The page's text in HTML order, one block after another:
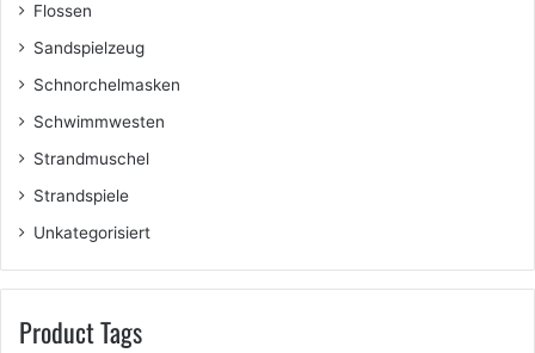
Flossen
Sandspielzeug
Schnorchelmasken
Schwimmwesten
Strandmuschel
Strandspiele
Unkategorisiert
Product Tags